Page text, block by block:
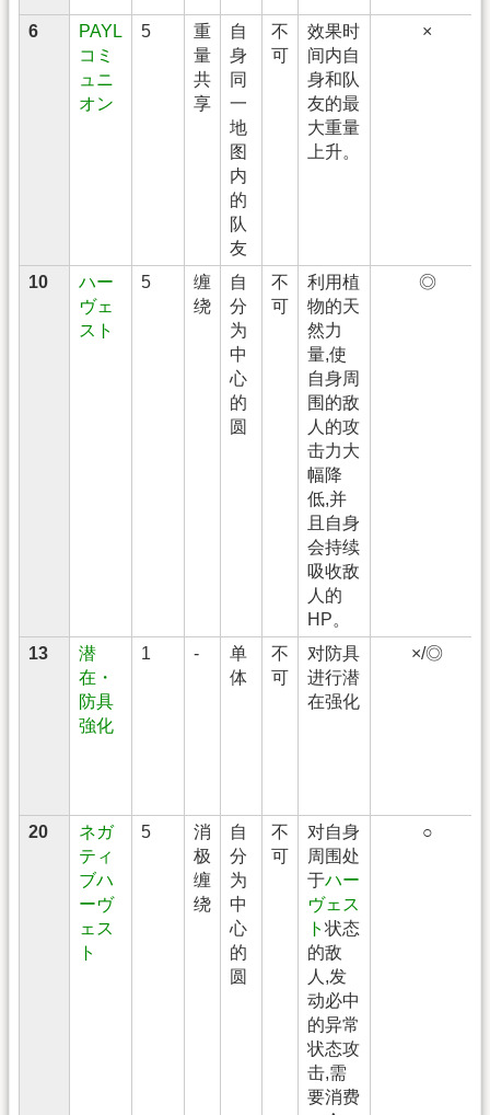
6
PAYL
コミ
ュニ
オン
5
重
量
共
享
自
身
同
一
地
图
内
的
队
友
不
可
效果时
间内自
身和队
友的最
大重量
上升。
×
10
ハー
ヴェ
スト
5
缠
绕
自
分
为
中
心
的
圆
不
可
利用植
物的天
然力
量,使
自身周
围的敌
人的攻
击力大
幅降
低,并
且自身
会持续
吸收敌
人的
HP。
◎
13
潜
在・
防具
強化
1 -
单
体
不
可
对防具
进行潜
在强化
×/◎
20
ネガ
ティ
ブハ
ーヴ
ェス
ト
5
消
极
缠
绕
自
分
为
中
心
的
圆
不
可
对自身
周围处
于ハー
ヴェス
ト 状态
的敌
人,发
动必中
的异常
状态攻
击,需
要消费
○